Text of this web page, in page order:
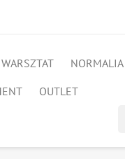
NORMALIA
OUTLET